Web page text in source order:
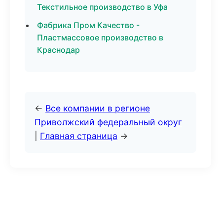
Текстильное производство в Уфа
Фабрика Пром Качество -
Пластмассовое производство в
Краснодар
← Все компании в регионе
Приволжский федеральный округ
Главная страница →